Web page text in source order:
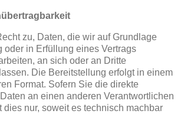
zu, Daten, die wir auf Grundlage
oder in Erfüllung eines Vertrags
an sich oder an Dritte
Die Bereitstellung erfolgt in einem
Format. Sofern Sie die direkte
an einen anderen Verantwortlichen
dies nur, soweit es technisch machbar